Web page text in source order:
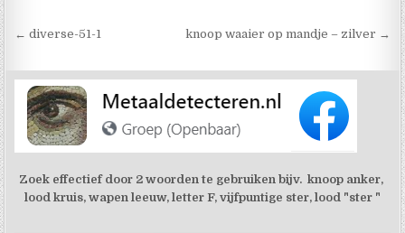
Berichtnavigatie
← diverse-51-1 knoop waaier op mandje – zilver →
Zoek effectief door 2 woorden te gebruiken bijv. knoop anker,
lood kruis, wapen leeuw, letter F, vijfpuntige ster, lood "ster "